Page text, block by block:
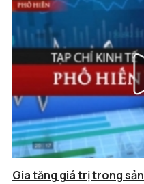
Gia tăng giá trị trong